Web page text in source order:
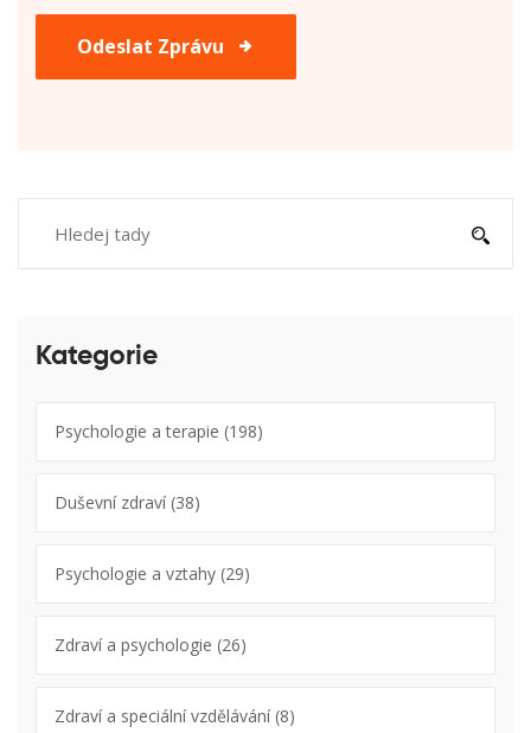
Odeslat Zprávu
Kategorie
Psychologie a terapie (198)
Duševní zdraví(38)
Psychologie a vztahy (29)
Zdraví a psychologie (26)
Zdraví a speciální vzdělávání(8)